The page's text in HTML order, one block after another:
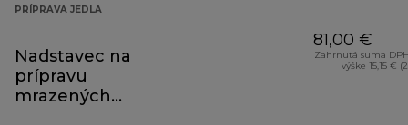
PRÍPRAVA JEDLA
Nadstavec na
prípravu
mrazených
81,00 €
Zahrnutá suma
výške 15,15 €